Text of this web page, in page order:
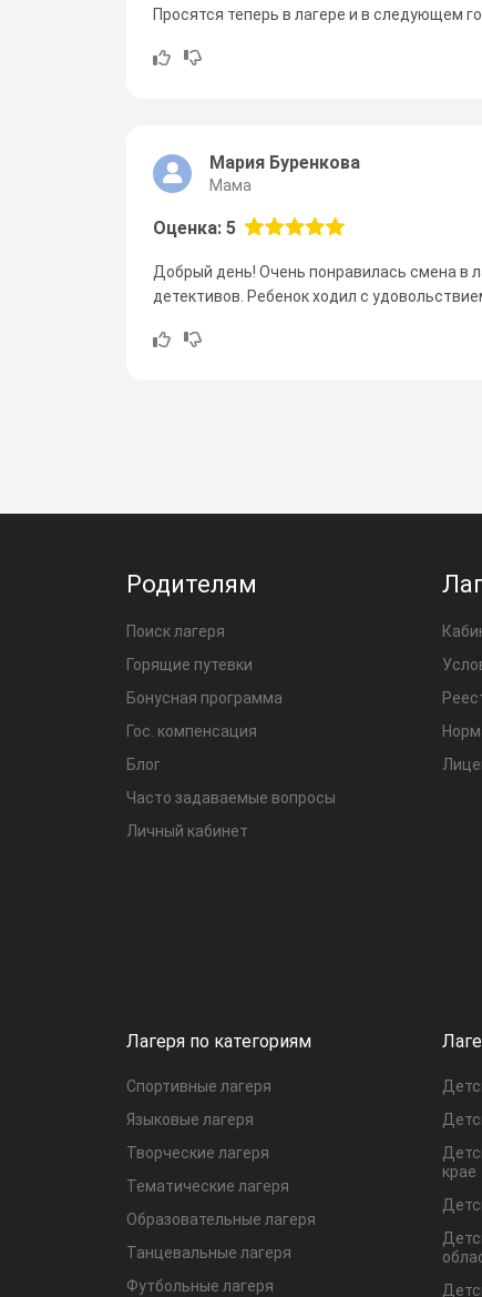
Просятся теперь в лагере и в следующем
Мария Буренкова
Мама
Оценка: 5
Добрый день! Очень понравилась смена в
детективов. Ребенок ходил с
Родителям
Поиск лагеря
Горящие путевки
Бонусная программа
Гос. компенсация
Блог
Часто задаваемые вопросы
Личный кабинет
Лагеря по категориям
Спортивные лагеря
Языковые лагеря
Творческие лагеря
Тематические лагеря
Образовательные лагеря
Танцевальные лагеря
Футбольные лагеря
крае